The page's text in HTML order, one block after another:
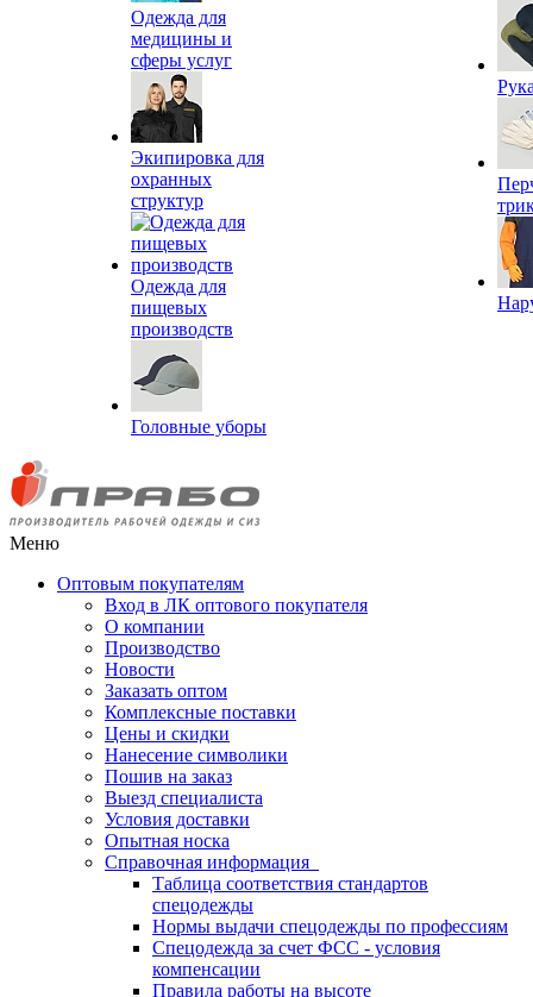
Одежда для
медицины и
сферы услуг
Экипировка для
охранных
структур
Одежда для
пищевых
производств
Головные уборы
Меню
Оптовым покупателям
Вход в ЛК оптового покупателя
О компании
Производство
Новости
Заказать оптом
Комплексные поставки
Цены и скидки
Нанесение символики
Пошив на заказ
Выезд специалиста
Условия доставки
Опытная носка
Справочная информация
Таблица соответствия стандартов
спецодежды
Нормы выдачи спецодежды по профессиям
Спецодежда за счет ФСС - условия
компенсации
Правила работы на высоте